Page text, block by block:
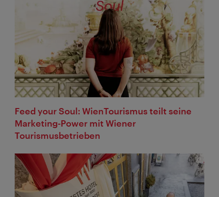
Feed your Soul: WienTourismus teilt seine
Marketing-Power mit Wiener
Tourismusbetrieben